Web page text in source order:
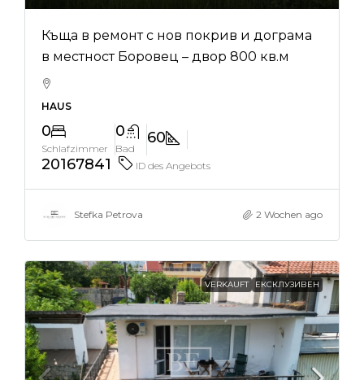
Къща в ремонт с нов покрив и дограма
в местност Боровец – двор 800 кв.м
HAUS
0
Schlafzimmer
0
Bad
60
20167841
ID des Angebots
Stefka Petrova 2 Wochen ago
VERKAUFT ЕКСКЛУЗИВЕН